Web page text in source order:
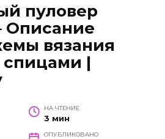
пуловер
вязания
|
НА ЧТЕНИЕ
3 мин
ОПУБЛИКОВАНО